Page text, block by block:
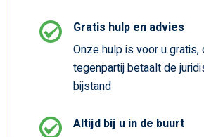
Gratis hulp en advies
Onze hulp is voor u gratis,
tegenpartij betaalt de
bijstand
Altijd bij u in de buurt